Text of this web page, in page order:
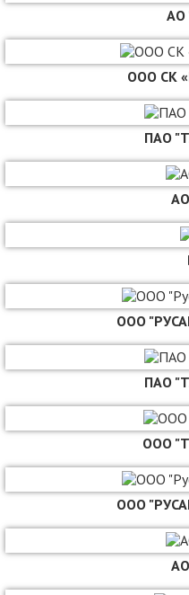
АО
ООО СК
ПАО
ООО
ПАО
ООО
ООО